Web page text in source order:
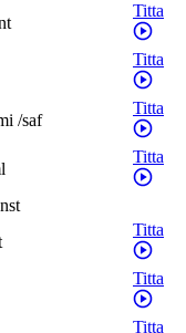
Titta
Titta
/saf
Titta
Titta
Titta
Titta
Titta